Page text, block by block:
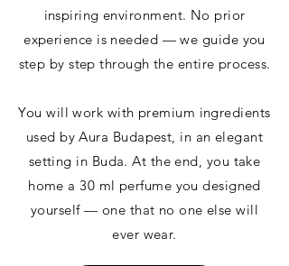
inspiring environment. No prior
experience is needed — we guide you
step by step through the entire process.
You will work with premium ingredients
used by Aura Budapest, in an elegant
setting in Buda. At the end, you take
home a 30 ml perfume you designed
yourself — one that no one else will
ever wear.